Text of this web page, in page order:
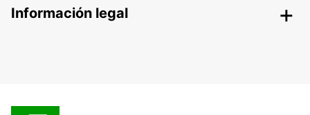
Información legal